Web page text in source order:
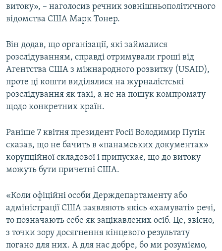
витоку», – наголосив речник зовнішньополітичного
відомства США Марк Тонер.
Він додав, що організації, які займалися
розслідуванням, справді отримували гроші від
Агентства США з міжнародного розвитку (USAID),
проте ці кошти виділялися на журналістські
розслідування як такі, а не на пошук компромату
щодо конкретних країн.
Раніше 7 квітня президент Росії Володимир Путін
сказав, що не бачить в «панамських документах»
корупційної складової і припускає, що до витоку
можуть бути причетні США.
«Коли офіційні особи Держдепартаменту або
адміністрації США заявляють якісь «хамуваті» речі,
то позначають себе як зацікавлених осіб. Це, звісно,
з точки зору досягнення кінцевого результату
погано для них. А для нас добре, бо ми розуміємо,